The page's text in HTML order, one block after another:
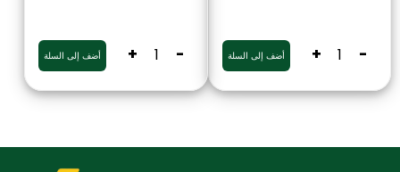
-
+ أضف إلى السلة -
+ أضف إلى السلة